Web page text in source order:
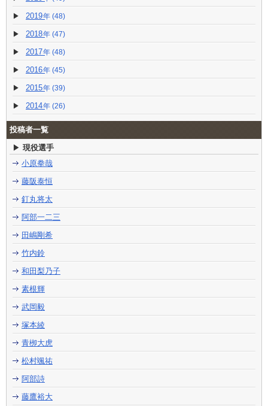
2019 (48)
2018 (47)
2017 (48)
2016 (45)
2015 (39)
2014 (26)
投稿者一覧
現役選手
小原拳哉
藤阪泰恒
釘丸将太
阿部一二三
田嶋剛希
竹内鈴
和田梨乃子
素根輝
武岡毅
塚本綾
青栁大虎
松村颯祐
阿部詩
藤鷹裕大